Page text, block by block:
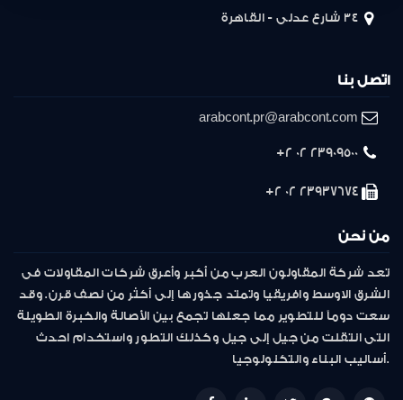
34 شارع عدلى - القاهرة
اتصل بنا
arabcont.pr@arabcont.com
23909500 02 2+
23937674 02 2+
من نحن
تعد شركة المقاولون العرب من أكبر وأعرق شركات المقاولات فى
الشرق الاوسط وافريقيا وتمتد جذورها إلى أكثر من نصف قرن. وقد
سعت دوماً للتطوير مما جعلها تجمع بين الأصالة والخبرة الطويلة
التى انتقلت من جيل إلى جيل وكذلك التطور واستخدام احدث
أساليب البناء والتكنولوجيا.